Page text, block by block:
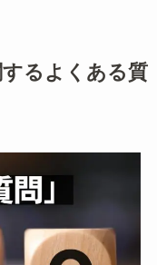
するよくある質